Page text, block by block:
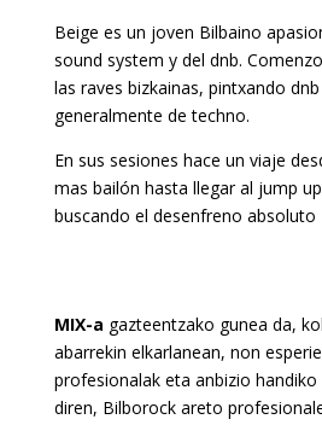
Beige es un joven Bilbaino
sound system y del dnb.
las raves bizkainas, pintxando
generalmente de techno.
En sus sesiones hace un viaje
mas bailón hasta llegar al jump
buscando el desenfreno absoluto
MIX-a gazteentzako gunea da,
abarrekin elkarlanean, non
profesionalak eta anbizio
diren, Bilborock areto